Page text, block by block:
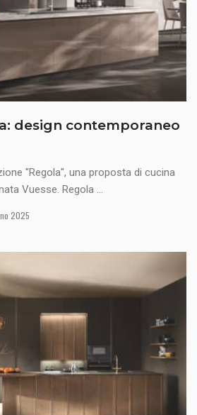
design contemporaneo
"Regola", una proposta di cucina
Vuesse. Regola ...
2025